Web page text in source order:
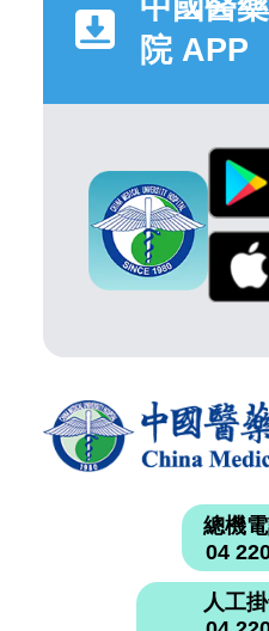
院 APP
總機
04
人工